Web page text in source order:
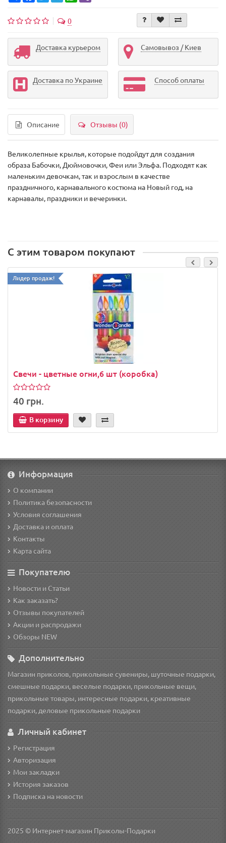
0
Доставка курьером Самовывоз / Киев
Доставка по Украине Способ оплаты
Описание Отзывы (0)
Великолепные крылья, которые подойдут для создания
образа Бабочки, Дюймовочки, Феи или Эльфа. Подходят как
маленьким девочкам, так и взрослым в качестве
праздничного, карнавального костюма на Новый год, на
карнавалы, праздники и вечеринки.
С этим товаром покупают
Лидер продаж!
Свечи - цветные огни,6 шт (коробка)
40 грн.
В корзину
Информация
О компании
Политика безопасности
Условия соглашения
Доставка и оплата
Контакты
Карта сайта
Покупателю
Новости и Статьи
Как заказать?
Отзывы покупателей
Акции и распродажи
Обзоры NEW
Дополнительно
Магазин приколов, прикольные сувениры, шуточные подарки,
смешные подарки, веселые подарки, прикольные вещи,
прикольные товары, интересные подарки, креативные
подарки, деловые прикольные подарки
Личный кабинет
Регистрация
Авторизация
Мои закладки
История заказов
Подписка на новости
2025 © Интернет-магазин Приколы-Подарки